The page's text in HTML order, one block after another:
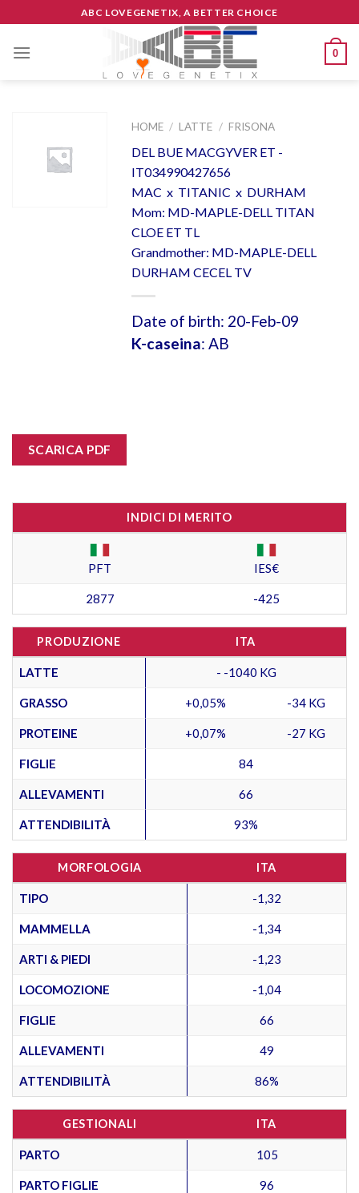
to
content
ABC LOVEGENETIX, A BETTER CHOICE
0
HOME / LATTE / FRISONA
DEL BUE MACGYVER ET -
IT034990427656
MAC x TITANIC x DURHAM
Mom: MD-MAPLE-DELL TITAN
CLOE ET TL
Grandmother: MD-MAPLE-DELL
DURHAM CECEL TV
Date of birth: 20-Feb-09
K-caseina: AB
SCARICA PDF
INDICI DI MERITO
PFT IES€
2877 -425
PRODUZIONE ITA
LATTE - -1040 KG
GRASSO +0,05% -34 KG
PROTEINE +0,07% -27 KG
FIGLIE 84
ALLEVAMENTI 66
ATTENDIBILITÀ 93%
MORFOLOGIA ITA
TIPO -1,32
MAMMELLA -1,34
ARTI & PIEDI -1,23
LOCOMOZIONE -1,04
FIGLIE 66
ALLEVAMENTI 49
ATTENDIBILITÀ 86%
GESTIONALI ITA
PARTO 105
PARTO FIGLIE 96